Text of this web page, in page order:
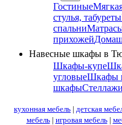
Гостиные
стулья, табуреты
спальни
прихожей
Навесные шкафы в
Шкафы-купе
угловыеШкафы
шкафыСтеллажи
кухонная мебель | детская
мебель| игровая мебель|